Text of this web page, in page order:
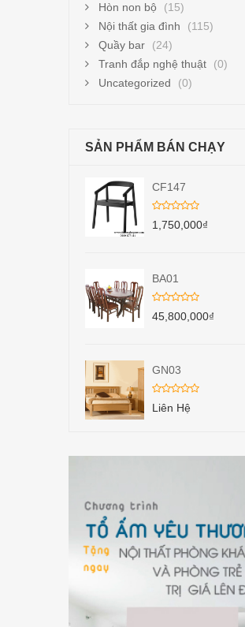
Hòn non bộ
(15)
Nội thất gia đình
(115)
Quầy bar
(24)
Tranh đắp nghệ thuật
(0)
Uncategorized
(0)
SẢN PHẨM BÁN CHẠY
CF147
1,750,000₫
BA01
45,800,000₫
GN03
Liên Hệ